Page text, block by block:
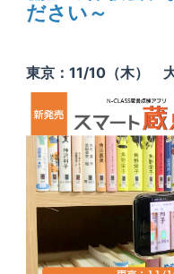
ださい～
東京：11/10（木）